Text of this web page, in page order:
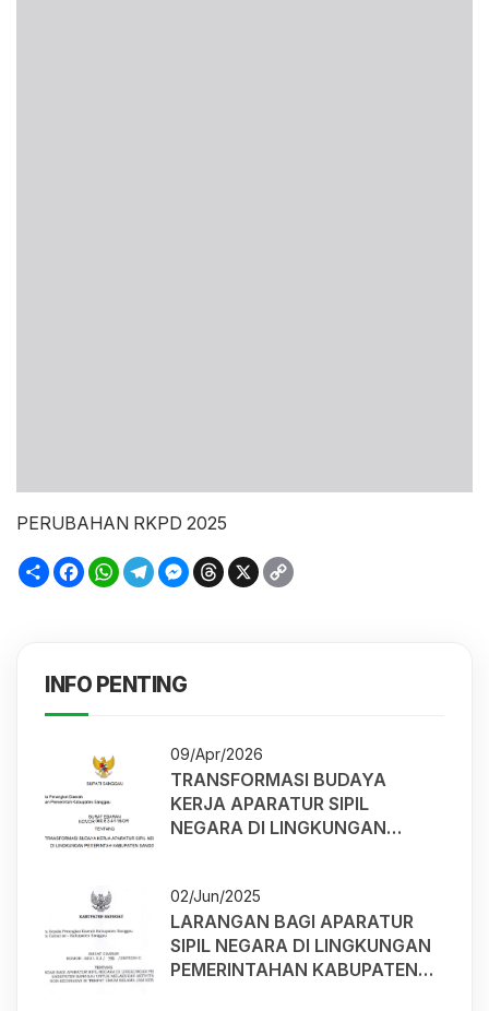
PERUBAHAN RKPD 2025
SambungFacebook
WhatsApp
TelegramMessenger
Threads
X
INFO PENTING
09/Apr/2026
TRANSFORMASI BUDAYA
KERJA APARATUR SIPIL
NEGARA DI LINGKUNGAN
02/Jun/2025
LARANGAN BAGI APARATUR
SIPIL NEGARA DI LINGKUNGAN
PEMERINTAHAN KABUPATEN